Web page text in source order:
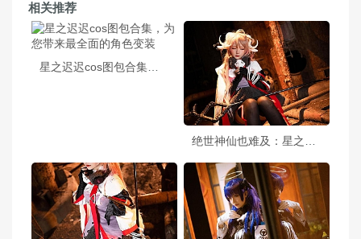
相关推荐
星之迟迟cos图包合集，为您带来最全面的角色变装